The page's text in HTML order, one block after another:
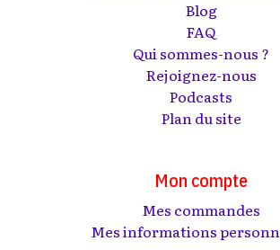
Blog
FAQ
Qui sommes-nous ?
Rejoignez-nous
Podcasts
Plan du site
Mon compte
Mes commandes
Mes informations